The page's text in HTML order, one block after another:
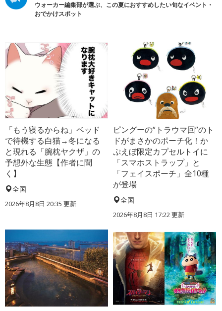
ウォーカー編集部が選ぶ、この夏におすすめしたい旬なイベント・
おでかけスポット
「もう寝るからね」ベッド
で待機する白猫→冬になる
と現れる「腕枕ヤクザ」の
予想外な生態【作者に聞
く】
全国
2026年8月8日 20:35 更新
ピングーの“トラウマ回”のト
ドがまさかのポーチ化！か
ぷえぼ限定カプセルトイに
「スマホストラップ」と
「フェイスポーチ」全10種
が登場
全国
2026年8月8日 17:22更新